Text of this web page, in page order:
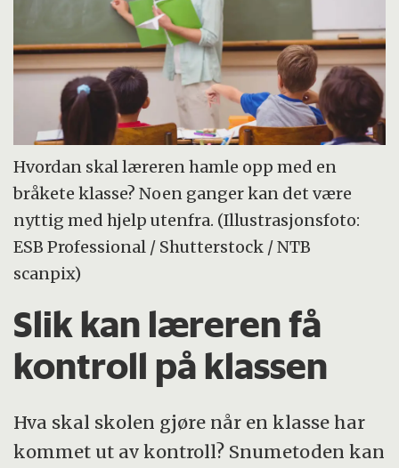
Hvordan skal læreren hamle opp med en
bråkete klasse? Noen ganger kan det være
nyttig med hjelp utenfra. (Illustrasjonsfoto:
ESB Professional / Shutterstock / NTB
scanpix)
Slik kan læreren få
kontroll på klassen
Hva skal skolen gjøre når en klasse har
kommet ut av kontroll? Snumetoden kan